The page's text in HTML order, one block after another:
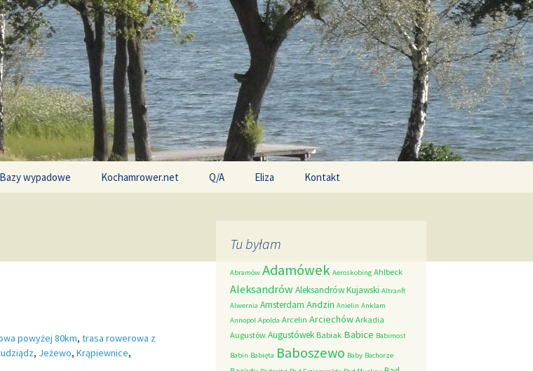
Bazy wypadowe Kochamrower.net Q/A Eliza Kontakt
powyżej 80km, trasa rowerowa z
, Jeżewo, Krąpiewnice,
Tu byłam
Abramów Adamówek Aeroskobing Ahlbeck
AleksandrówAleksandrów Kujawski Altranft
Alwernia Amsterdam Andzin Anielin Anklam
Annopol Apolda Arcelin Arciechów Arkadia
Augustów Augustówek Babiak Babice Babimost
Babin Babięta Baboszewo Baby Bachorze